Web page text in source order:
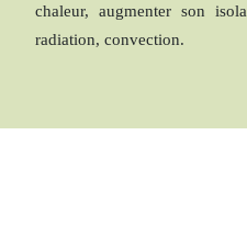
chaleur, augmenter son
radiation, convection.